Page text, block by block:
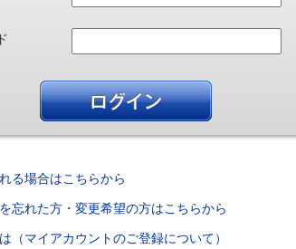
る場合はこちらから
忘れた方・変更希望の方はこちらから
（マイアカウントのご登録について）